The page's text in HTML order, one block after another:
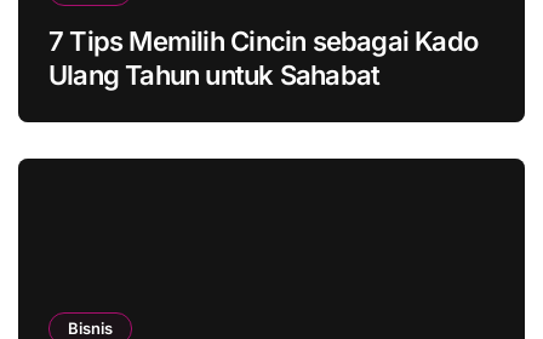
7 Tips Memilih Cincin sebagai Kado
Ulang Tahun untuk Sahabat
Bisnis